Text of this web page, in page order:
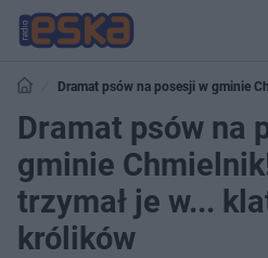
Dramat psów na posesji w gminie
klatkach dla królików
Dramat psów na
gminie
trzymał je w...
królików